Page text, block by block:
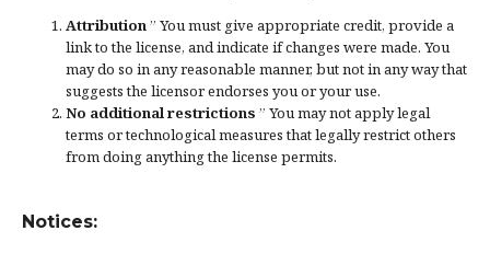
Attribution ” You must give appropriate credit, provide a
link to the license, and indicate if changes were made. You
may do so in any reasonable manner, but not in any way that
suggests the licensor endorses you or your use.
No additional restrictions ” You may not apply legal
terms ortechnological measuresthat legally restrict others
from doing anything the license permits.
Notices: